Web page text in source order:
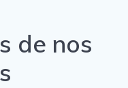
de nos